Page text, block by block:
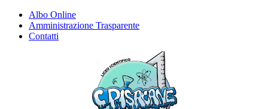
Albo Online
Amministrazione Trasparente
Contatti